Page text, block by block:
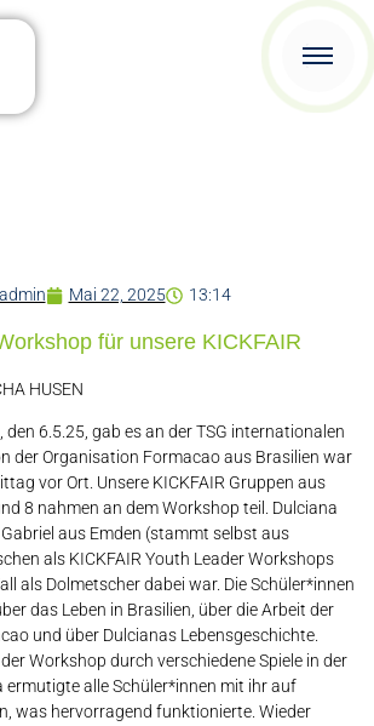
admin Mai 22, 2025 13:14
für unsere KICKFAIR
HUSEN
den 6.5.25, gab es an der TSG internationalen
der Organisation Formacao aus Brasilien war
vor Ort. Unsere KICKFAIR Gruppen aus
8 nahmen an dem Workshop teil. Dulciana
aus Emden (stammt selbst aus
als KICKFAIR Youth Leader Workshops
als Dolmetscher dabei war. Die Schüler*innen
das Leben in Brasilien, über die Arbeit der
und über Dulcianas Lebensgeschichte.
Workshop durch verschiedene Spiele in der
ermutigte alle Schüler*innen mit ihr auf
was hervorragend funktionierte. Wieder